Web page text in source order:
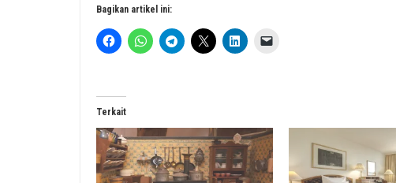
Bagikan artikel ini:
Terkait